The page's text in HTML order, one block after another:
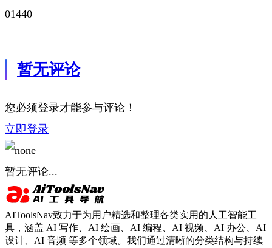
01440
暂无评论
您必须登录才能参与评论！
立即登录
暂无评论...
AIToolsNav致力于为用户精选和整理各类实用的人工智能工
具，涵盖 AI 写作、AI 绘画、AI 编程、AI 视频、AI 办公、AI
设计、AI 音频 等多个领域。我们通过清晰的分类结构与持续